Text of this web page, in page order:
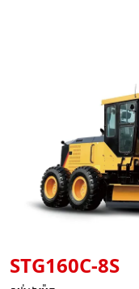
STG160C-8S